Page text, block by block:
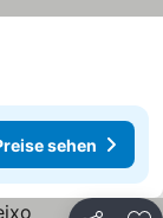
sehen